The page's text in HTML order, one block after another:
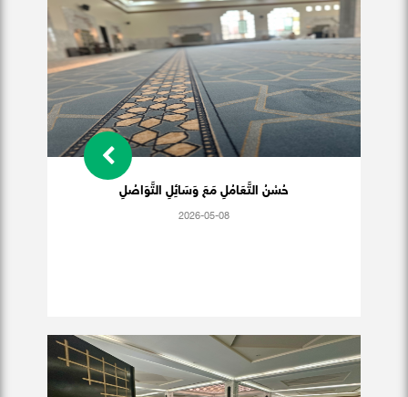
حُسْنُ التَّعَامُلِ مَعَ وَسَائِلِ التَّوَاصُلِ
2026-05-08